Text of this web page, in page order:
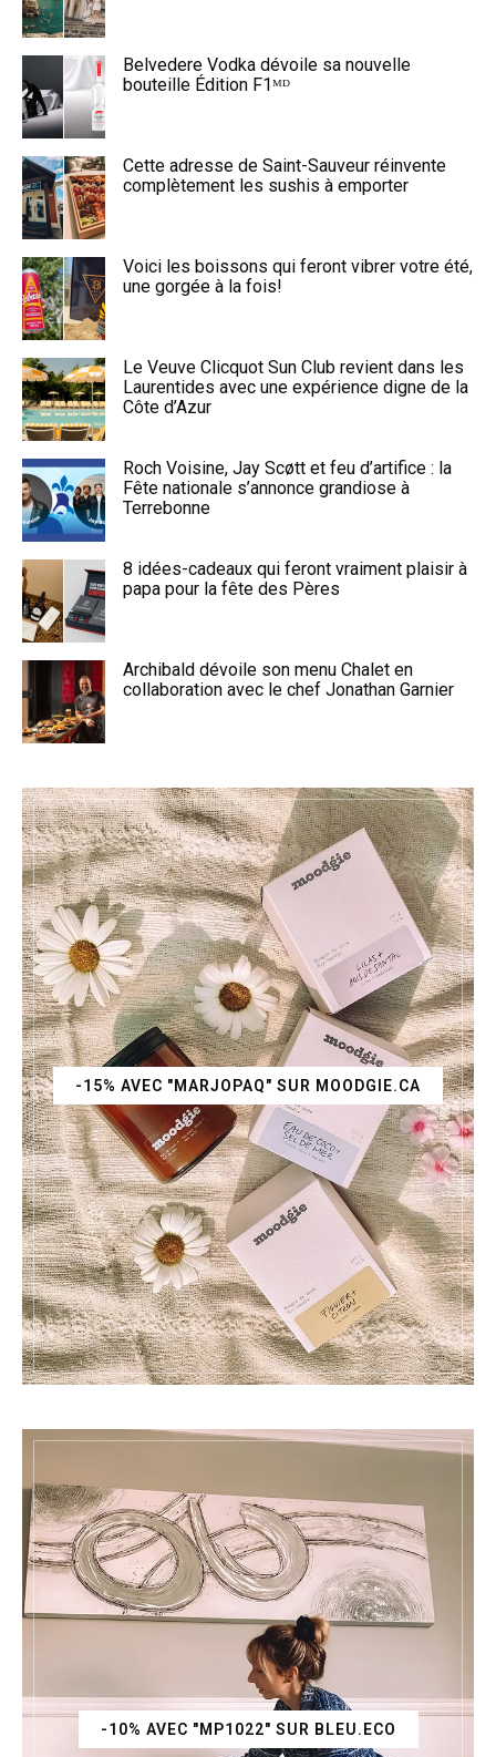
Belvedere Vodka dévoile sa nouvelle
bouteille Édition F1ᴹᴰ
Cette adresse de Saint-Sauveur réinvente
complètement les sushis à emporter
Voici les boissons qui feront vibrer votre été,
une gorgée à la fois!
Le Veuve Clicquot Sun Club revient dans les
Laurentides avec une expérience digne de la
Côte d’Azur
Roch Voisine, Jay Scøtt et feu d’artifice : la
Fête nationale s’annonce grandiose à
Terrebonne
8 idées-cadeaux qui feront vraiment plaisir à
papa pour la fête des Pères
Archibald dévoile son menu Chalet en
collaboration avec le chef Jonathan Garnier
-15% AVEC "MARJOPAQ" SUR MOODGIE.CA
-10% AVEC "MP1022" SUR BLEU.ECO